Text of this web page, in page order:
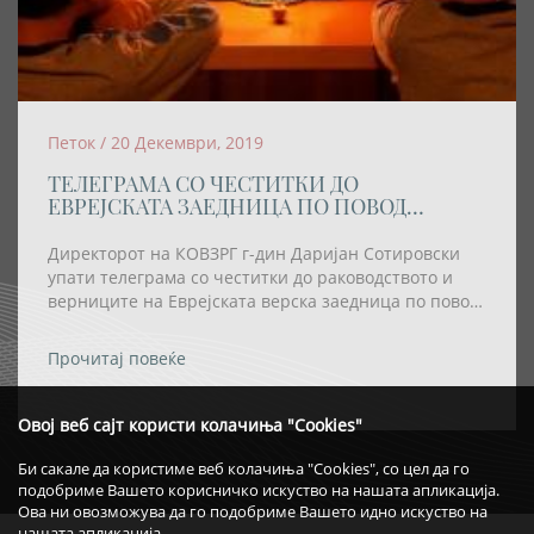
Овој веб сајт користи колачиња "Cookies"
Би сакале да користиме веб колачиња "Cookies", со цел да го
подобриме Вашето корисничко искуство на нашата апликација.
Ова ни овозможува да го подобриме Вашето идно искуство на
Петок / 20 Декември, 2019
ТЕЛЕГРАМА СО ЧЕСТИТКИ ДО
ЕВРЕЈСКАТА ЗАЕДНИЦА ПО ПОВОД
Директорот на КОВЗРГ г-дин Даријан Сотировски
упати телеграма со честитки до раководството и
верниците на Еврејската верска заедница по повод
Прочитај повеќе